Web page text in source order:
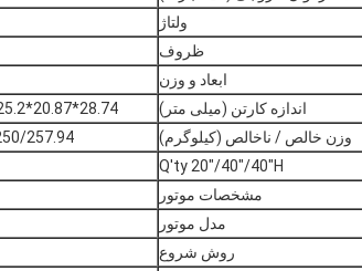
ولتاژ
ظروف
ابعاد و وزن
اندازه کارتن (میلی متر)
28.74*20.87*25.2 اینچ
وزن خالص / ناخالص (کیلوگرم)
257.94 Ibs
Q'ty 20"/40"/40"H
مشخصات موتور
مدل موتور
روش شروع